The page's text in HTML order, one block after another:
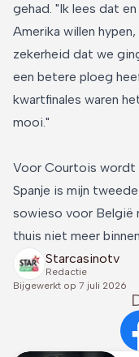
gehad. "Ik lees dat
Amerika willen
zekerheid dat we
een betere ploeg
kwartfinales waren
mooi."
Voor Courtois wordt
Spanje is mijn
sowieso voor België
thuis niet meer
Starcasinotv
Redactie
Bijgewerkt op 7 juli 2026